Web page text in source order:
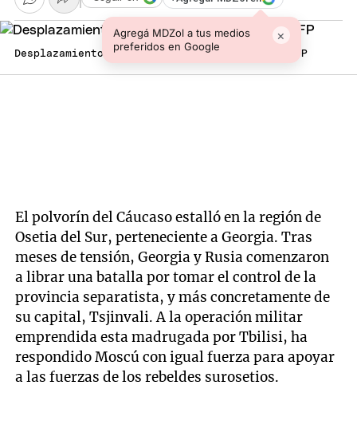
Agregá MDZol a tus medios
preferidos en Google
×
Desplazamiento de tropas en la zona. Foto: AFP
El polvorín del Cáucaso estalló en la región de
Osetia del Sur, perteneciente a Georgia. Tras
meses de tensión, Georgia y Rusia comenzaron
a librar una batalla por tomar el control de la
provincia separatista, y más concretamente de
su capital, Tsjinvali. A la operación militar
emprendida esta madrugada por Tbilisi, ha
respondido Moscú con igual fuerza para apoyar
a las fuerzas de los rebeldes surosetios.